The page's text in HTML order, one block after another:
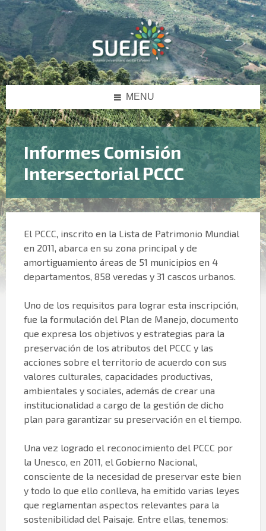
Skip
content
Skip
left
sidebar
Skip
footer
MENU
Informes Comisión
Intersectorial PCCC
El PCCC, inscrito en la Lista de Patrimonio Mundial
en 2011, abarca en su zona principal y de
amortiguamiento áreas de 51 municipios en 4
departamentos, 858 veredas y 31 cascos urbanos.
Uno de los requisitos para lograr esta inscripción,
fue la formulación del Plan de Manejo, documento
que expresa los objetivos y estrategias para la
preservación de los atributos del PCCC y las
acciones sobre el territorio de acuerdo con sus
valores culturales, capacidades productivas,
ambientales y sociales, además de crear una
institucionalidad a cargo de la gestión de dicho
plan para garantizar su preservación en el tiempo.
Una vez logrado el reconocimiento del PCCC por
la Unesco, en 2011, el Gobierno Nacional,
consciente de la necesidad de preservar este bien
y todo lo que ello conlleva, ha emitido varias leyes
que reglamentan aspectos relevantes para la
sostenibilidad del Paisaje. Entre ellas, tenemos: